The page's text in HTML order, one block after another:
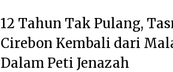
12 Tahun Tak Pulang,
Cirebon Kembali dari
Dalam Peti Jenazah